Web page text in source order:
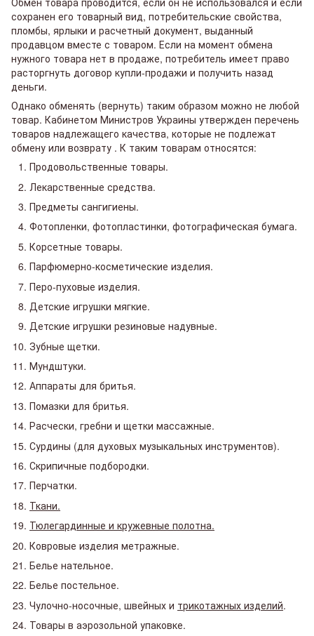
сохранен его товарный вид, потребительские свойства,
пломбы, ярлыки и расчетный документ, выданный
продавцом вместе с товаром. Если на момент обмена
нужного товара нет в продаже, потребитель имеет право
расторгнуть договор купли-продажи и получить назад
деньги.
Однако обменять (вернуть) таким образом можно не любой
товар. Кабинетом Министров Украины утвержден перечень
товаров надлежащего качества, которые не подлежат
обмену или возврату . К таким товарам относятся:
Продовольственные товары.
Лекарственные средства.
Предметы сангигиены.
Фотопленки, фотопластинки, фотографическая бумага.
Корсетные товары.
Парфюмерно-косметические изделия.
Перо-пуховые изделия.
Детские игрушки мягкие.
Детские игрушки резиновые надувные.
Зубные щетки.
Мундштуки.
Аппараты для бритья.
Помазки для бритья.
Расчески, гребни и щетки массажные.
Сурдины (для духовых музыкальных инструментов).
Скрипичные подбородки.
Перчатки.
Ткани.
Тюлегардинные и кружевные полотна.
Ковровые изделия метражные.
Белье нательное.
Белье постельное.
Чулочно-носочные, швейных и трикотажных изделий.
Товары в аэрозольной упаковке.